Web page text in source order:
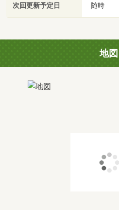
次回更新予定日 随時
地図